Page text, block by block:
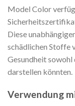
Model Color
Diese
schädlichen Stoffe
Gesundheit
darstellen könnten.
Verwendung